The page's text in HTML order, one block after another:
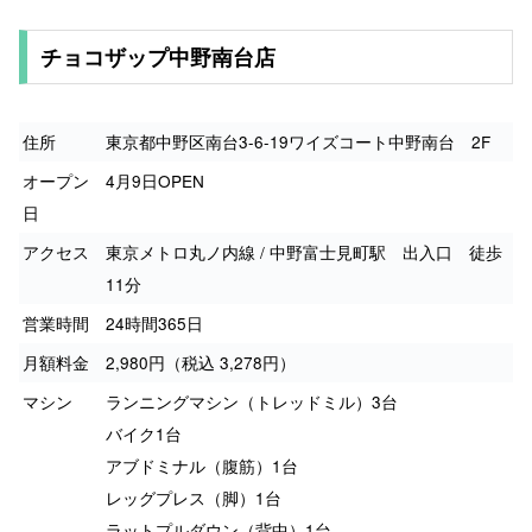
チョコザップ中野南台店
住所
東京都中野区南台3-6-19ワイズコート中野南台 2F
オープン
日
4月9日OPEN
アクセス
東京メトロ丸ノ内線 / 中野富士見町駅 出入口 徒歩
11分
営業時間
24時間365日
月額料金
2,980円（税込 3,278円）
マシン
ランニングマシン（トレッドミル）3台
バイク1台
アブドミナル（腹筋）1台
レッグプレス（脚）1台